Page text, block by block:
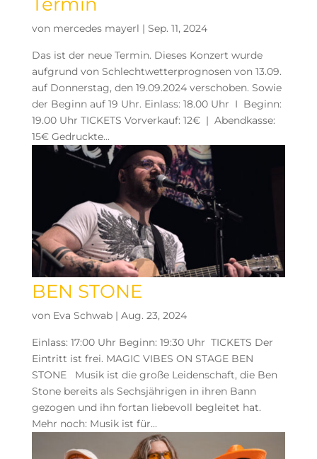
von mercedes mayerl | Sep. 11, 2024
Das ist der neue Termin. Dieses Konzert wurde
aufgrund von Schlechtwetterprognosen von 13.09.
auf Donnerstag, den 19.09.2024 verschoben. Sowie
der Beginn auf 19 Uhr. Einlass: 18.00 Uhr I Beginn:
19.00 Uhr TICKETS Vorverkauf: 12€ | Abendkasse:
15€ Gedruckte...
BEN STONE
von Eva Schwab| Aug. 23, 2024
Einlass: 17:00 Uhr Beginn: 19:30 Uhr TICKETS Der
Eintritt ist frei. MAGIC VIBES ON STAGE BEN
STONE Musik ist die große Leidenschaft, die Ben
Stone bereits als Sechsjährigen in ihren Bann
gezogen und ihn fortan liebevoll begleitet hat.
Mehr noch: Musik ist für...